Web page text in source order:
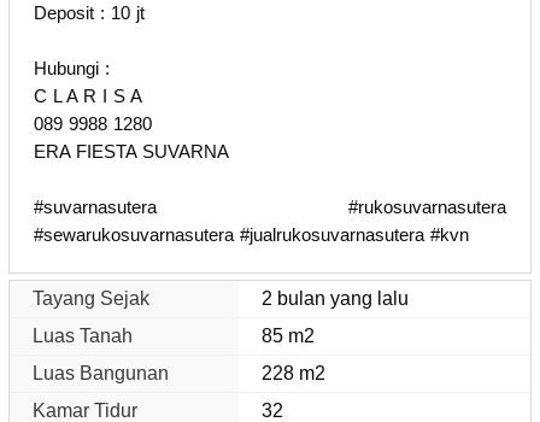
Deposit : 10 jt
Hubungi :
C L A R I S A
089 9988 1280
ERA FIESTA SUVARNA
#suvarnasutera #rukosuvarnasutera
#sewarukosuvarnasutera #jualrukosuvarnasutera #kvn
Tayang Sejak
2 bulan yang lalu
Luas Tanah
85 m2
Luas Bangunan
228 m2
Kamar Tidur
32